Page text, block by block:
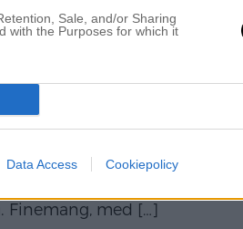
Sale, and/or Sharing
with the Purposes for which it
Data Access Cookiepolicy
bästa dag! Jo, jag tycker
en ledig dag kvar) och
Finemang, med […]